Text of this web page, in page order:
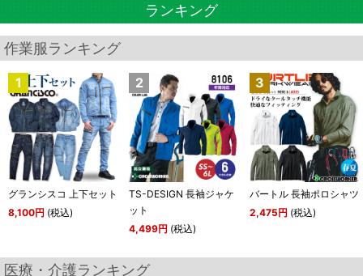
ランキング
作業服ランキング
グランシスコ 上下セット
8,100円 (税込)
TS-DESIGN 長袖ジャケ
ット
4,499円 (税込)
バートル 長袖ポロシャツ
2,475円 (税込)
医療・介護ランキング